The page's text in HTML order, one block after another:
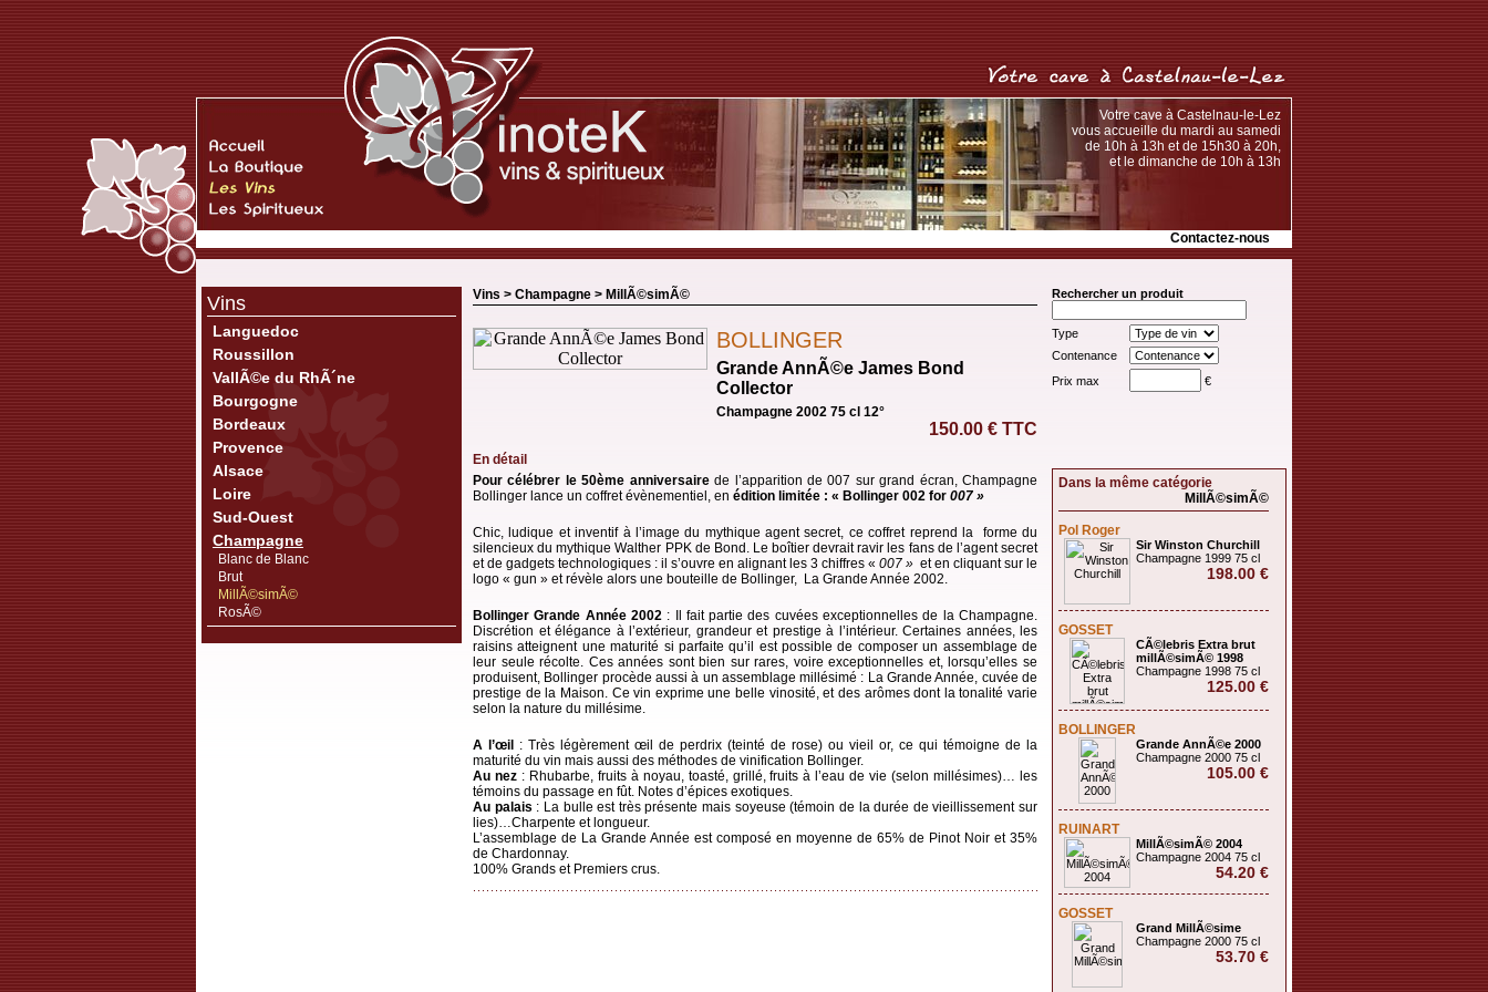
Votre cave à Castelnau-le-Lez
vous accueille du mardi au samedi
de 10h à 13h et de 15h30 à 20h,
et le dimanche de 10h à 13h
Contactez-nous
Vins
Languedoc
Roussillon
VallÃ©e du RhÃ´ne
Bourgogne
Bordeaux
Provence
Alsace
Loire
Sud-Ouest
Champagne
Blanc de Blanc
Brut
MillÃ©simÃ©
RosÃ©
Vins > Champagne > MillÃ©simÃ©
BOLLINGER
Grande AnnÃ©e James Bond
Collector
Champagne 2002 75 cl 12°
150.00 € TTC
En détail
Pour célébrer le 50ème anniversairede l’apparition de 007 sur grand écran, Champagne
Bollinger lance un coffret évènementiel, en édition limitée : « Bollinger 002 for 007 »
Chic, ludique et inventif à l’image du mythique agent secret, ce coffret reprend la forme du
silencieux du mythique Walther PPK de Bond. Le boîtier devrait ravir les fans de l’agent secret
et de gadgets technologiques : il s’ouvre en alignant les 3 chiffres « 007 » et en cliquant sur le
logo « gun » et révèle alors une bouteille de Bollinger, La Grande Année 2002.
Bollinger Grande Année 2002: Il fait partie des cuvées exceptionnelles de la Champagne.
Discrétion et élégance à l’extérieur, grandeur et prestige à l’intérieur. Certaines années, les
raisins atteignent une maturité si parfaite qu’il est possible de composer un assemblage de
leur seule récolte. Ces années sont bien sur rares, voire exceptionnelles et, lorsqu’elles se
produisent, Bollinger procède aussi à un assemblage millésimé : La Grande Année, cuvée de
prestige de la Maison. Ce vin exprime une belle vinosité, et des arômes dont la tonalité varie
selon la nature du millésime.
A l’œil
: Très légèrement œil de perdrix (teinté de rose) ou vieil or, ce qui témoigne de la
maturité du vin mais aussi des méthodes de vinification Bollinger.
Au nez: Rhubarbe, fruits à noyau, toasté, grillé, fruits à l’eau de vie (selon millésimes)… les
témoins du passage en fût. Notes d’épices exotiques.
Au palais : La bulle est très présente mais soyeuse (témoin de la durée de vieillissement sur
lies)…Charpente et longueur.
L’assemblage de La Grande Année est composé en moyenne de 65% de Pinot Noir et 35%
de Chardonnay.
100% Grands et Premiers crus.
Rechercher un produit
Type
Contenance
Prix max
€
Dans la même catégorie
MillÃ©simÃ©
Pol Roger
Sir Winston Churchill
Champagne 1999 75 cl
198.00 €
GOSSET
CÃ©lebris Extra brut
millÃ©simÃ© 1998
Champagne 1998 75 cl
125.00 €
BOLLINGER
Grande AnnÃ©e 2000
Champagne 2000 75 cl
105.00 €
RUINART
MillÃ©simÃ© 2004
Champagne 2004 75 cl
54.20 €
GOSSET
Grand MillÃ©sime
Champagne 2000 75 cl
53.70 €